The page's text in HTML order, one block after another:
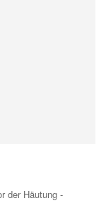
der Häutung -